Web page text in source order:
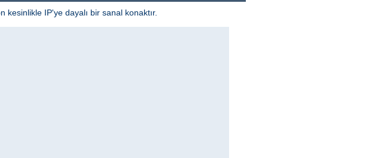
IP'ye dayalı bir sanal konaktır.